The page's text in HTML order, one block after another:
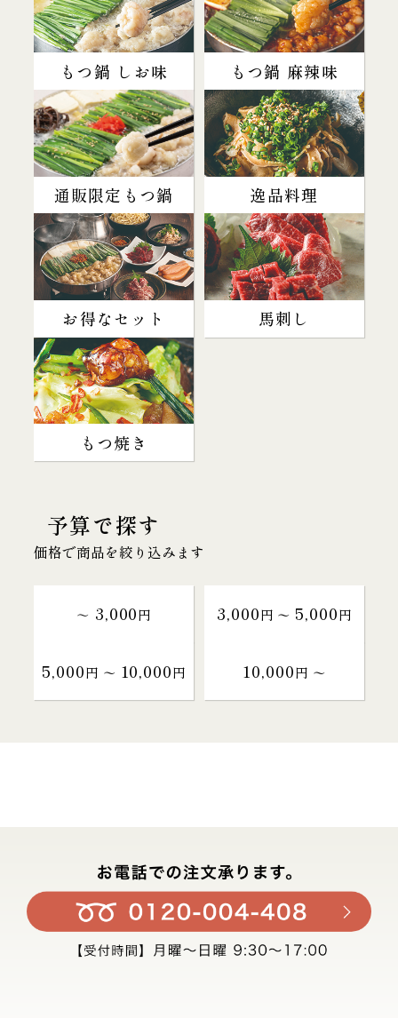
もつ鍋 しお味 もつ鍋 麻辣味
通販限定もつ鍋 逸品料理
お得なセット 馬刺し
もつ焼き
予算で探す
価格で商品を絞り込みます
～ 3,000円 3,000円 〜 5,000円
5,000円 〜 10,000円 10,000円 〜